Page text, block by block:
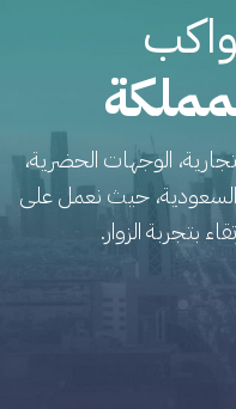
الوجهات الحضرية،
السعودية، حيث نعمل على
بتجربة الزوار.